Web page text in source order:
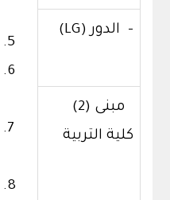
- الدور (LG)
مبنى (2)
كلية التربية